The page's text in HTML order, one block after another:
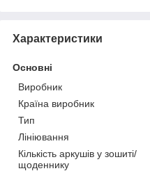
Характеристики
Основні
Виробник
Країна виробник
Тип
Лініювання
Кількість аркушів у зошиті/
щоденнику